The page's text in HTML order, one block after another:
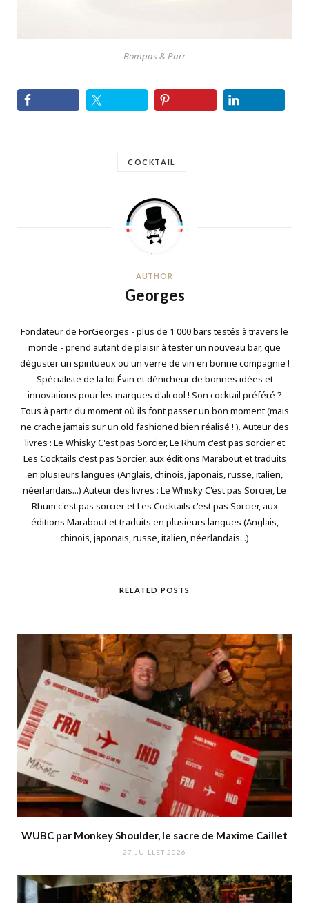
Bompas & Parr
COCKTAIL
AUTHOR
Georges
Fondateur de ForGeorges - plus de 1 000 bars testés à travers le
monde - prend autant de plaisir à tester un nouveau bar, que
déguster un spiritueux ou un verre de vin en bonne compagnie !
Spécialiste de la loi Évin et dénicheur de bonnes idées et
innovations pour les marques d'alcool ! Son cocktail préféré ?
Tous à partir du moment où ils font passer un bon moment (mais
ne crache jamais sur un old fashioned bien réalisé ! ). Auteur des
livres : Le Whisky C'est pas Sorcier, Le Rhum c'est pas sorcier et
Les Cocktails c'est pas Sorcier, aux éditions Marabout et traduits
en plusieurs langues (Anglais, chinois, japonais, russe, italien,
néerlandais...) Auteur des livres : Le Whisky C'est pas Sorcier, Le
Rhum c'est pas sorcier et Les Cocktails c'est pas Sorcier, aux
éditions Marabout et traduits en plusieurs langues (Anglais,
chinois, japonais, russe, italien, néerlandais...)
RELATED POSTS
WUBC par Monkey Shoulder, le sacre de Maxime Caillet
27 JUILLET 2026